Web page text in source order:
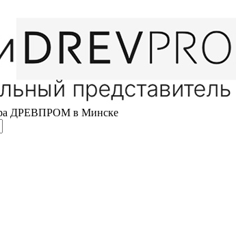
ДРЕВПРОМ в Минске